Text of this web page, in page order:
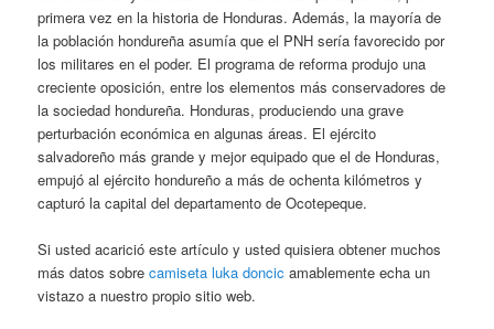
primera vez en la historia de Honduras. Además, la mayoría de
la población hondureña asumía que el PNH sería favorecido por
los militares en el poder. El programa de reforma produjo una
creciente oposición, entre los elementos más conservadores de
la sociedad hondureña. Honduras, produciendo una grave
perturbación económica en algunas áreas. El ejército
salvadoreño más grande y mejor equipado que el de Honduras,
empujó al ejército hondureño a más de ochenta kilómetros y
capturó la capital del departamento de Ocotepeque.
Si usted acarició este artículo y usted quisiera obtener muchos
más datos sobrecamiseta luka doncic amablemente echa un
vistazo a nuestro propio sitio web.